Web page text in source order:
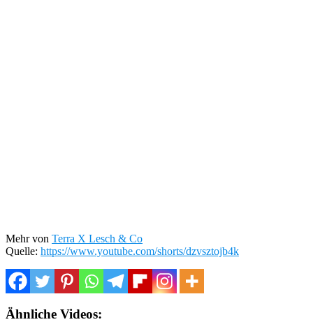
Mehr von Terra X Lesch & Co
Quelle: https://www.youtube.com/shorts/dzvsztojb4k
Ähnliche Videos: